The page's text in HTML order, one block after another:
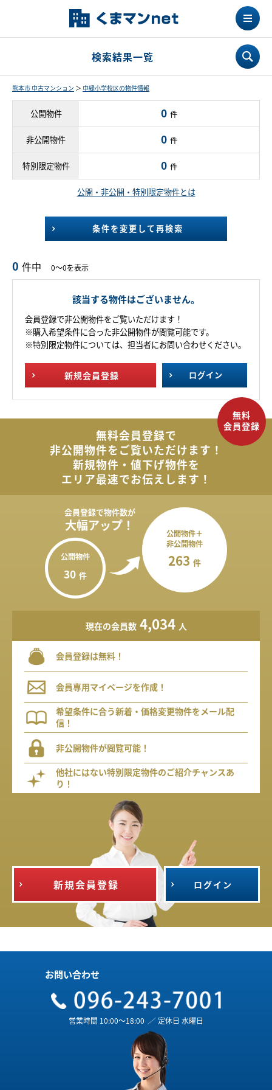
検索結果一覧
熊本市 中古マンション ＞ 中緑小学校区の物件情報
公開物件 0 件
非公開物件 0 件
特別限定物件 0 件
公開・非公開・特別限定物件とは
条件を変更して再検索
0 件中 0～0を表示
該当する物件はございません。
会員登録で非公開物件をご覧いただけます！
※購入希望条件に合った非公開物件が閲覧可能です。
※特別限定物件については、担当者にお問い合わせください。
新規会員登録 ログイン
無料会員登録で
非公開物件をご覧いただけます！
新規物件・値下げ物件を
エリア最速でお伝えします！
会員登録で物件数が
大幅アップ！
公開物件
30 件
公開物件＋
非公開物件
263 件
現在の会員数 4,034 人
会員登録は無料！
会員専用マイページを作成！
希望条件に合う新着・価格変更物件をメール配
信！
非公開物件が閲覧可能！
他社にはない特別限定物件のご紹介チャンスあ
り！
新規会員登録 ログイン
お問い合わせ
営業時間 10:00～18:00 ／ 定休日 水曜日